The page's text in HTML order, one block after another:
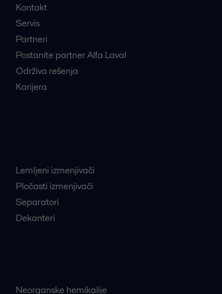
Kontakt
Servis
Partneri
Postanite partner Alfa Laval
Održiva rešenja
Karijera
Lemljeni izmenjivači
Pločasti izmenjivači
Separatori
Dekanteri
Neorganske hemikalije